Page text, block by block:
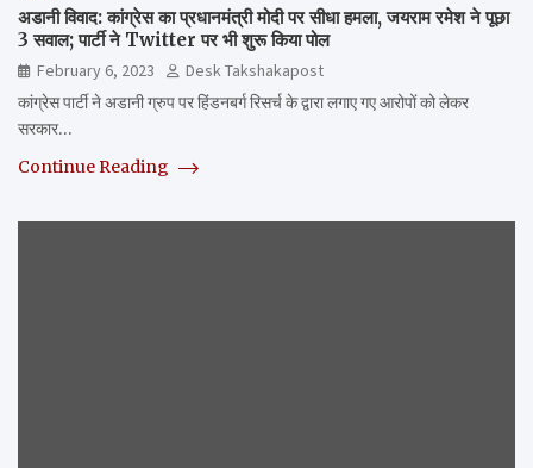
अडानी विवाद: कांग्रेस का प्रधानमंत्री मोदी पर सीधा हमला, जयराम रमेश ने पूछा
3 सवाल; पार्टी ने Twitter पर भी शुरू किया पोल
February 6, 2023
Desk Takshakapost
कांग्रेस पार्टी ने अडानी ग्रुप पर हिंडनबर्ग रिसर्च के द्वारा लगाए गए आरोपों को लेकर
सरकार…
Continue Reading